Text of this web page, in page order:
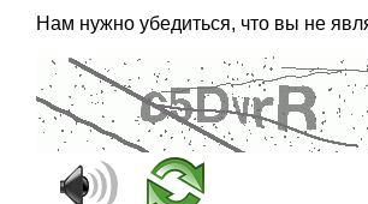
Нам нужно убедиться, что вы не